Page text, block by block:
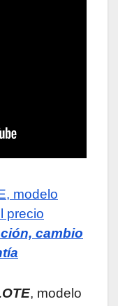
modelo
precio
cambio
, modelo